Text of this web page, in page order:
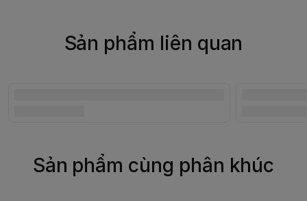
Sản phẩm liên quan
Sản phẩm cùng phân khúc